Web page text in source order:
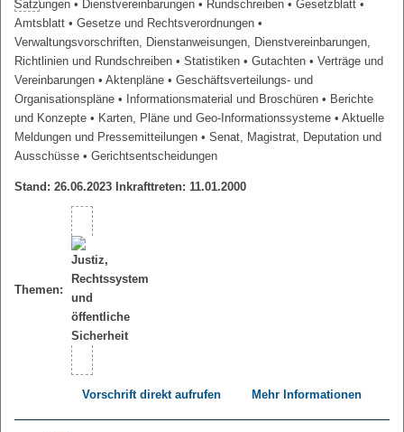
Satzungen • Dienstvereinbarungen • Rundschreiben • Gesetzblatt •
Amtsblatt • Gesetze und Rechtsverordnungen •
Verwaltungsvorschriften, Dienstanweisungen, Dienstvereinbarungen,
Richtlinien und Rundschreiben • Statistiken • Gutachten • Verträge und
Vereinbarungen • Aktenpläne • Geschäftsverteilungs- und
Organisationspläne • Informationsmaterial und Broschüren • Berichte
und Konzepte • Karten, Pläne und Geo-Informationssysteme • Aktuelle
Meldungen und Pressemitteilungen • Senat, Magistrat, Deputation und
Ausschüsse • Gerichtsentscheidungen
Stand: 26.06.2023 Inkrafttreten: 11.01.2000
Themen:
Vorschrift direkt aufrufen Mehr Informationen